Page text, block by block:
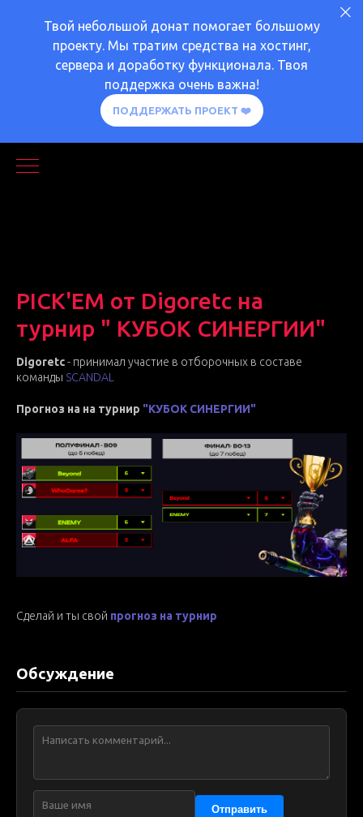
Твой небольшой донат помогает большому
проекту. Мы тратим средства на хостинг,
сервера и доработку функционала. Твоя
поддержка очень важна!
ПОДДЕРЖАТЬ ПРОЕКТ ❤️
PICK'EM от Digoretc на
турнир " КУБОК СИНЕРГИИ"
Digoretc- принимал участие в отборочных в составе
команды SCANDAL
Прогноз на на турнир "КУБОК СИНЕРГИИ"
Сделай и ты свой прогноз на турнир
Обсуждение
Отправить